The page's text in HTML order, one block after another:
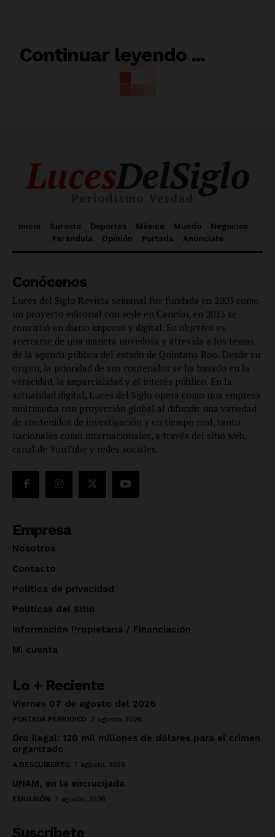
Continuar leyendo ...
RELACIONADO
Inicio Sureste Deportes México Mundo
Negocios
Farándula
Opinión Portada Anúnciate
Conócenos
Luces del Siglo Revista semanal fue fundada en 2003 como
un proyecto editorial con sede en Cancún, en 2015 se
convirtió en diario impreso y digital. Su objetivo es
acercarse de una manera novedosa y atrevida a los temas
de la agenda pública del estado de Quintana Roo. Desde su
origen, la prioridad de sus contenidos se ha basado en la
veracidad, la imparcialidad y el interés público. En la
actualidad digital, Luces del Siglo opera como una empresa
multimedia con proyección global al difundir una variedad
de contenidos de investigación y en tiempo real, tanto
nacionales como internacionales, a través del sitio web,
canal de YouTube y redes sociales.
Empresa
Nosotros
Contacto
Política de privacidad
Políticas del Sitio
Información Propietaria / Financiación
Mi cuenta
Lo + Reciente
Viernes 07 de agosto del 2026
PORTADA PERIODICO 7 agosto, 2026
Oro ilegal: 120 mil millones de dólares para el crimen
organizado
A DESCUBIERTO 7 agosto, 2026
UNAM, en la encrucijada
EMULSIÓN 7 agosto, 2026
Suscríbete